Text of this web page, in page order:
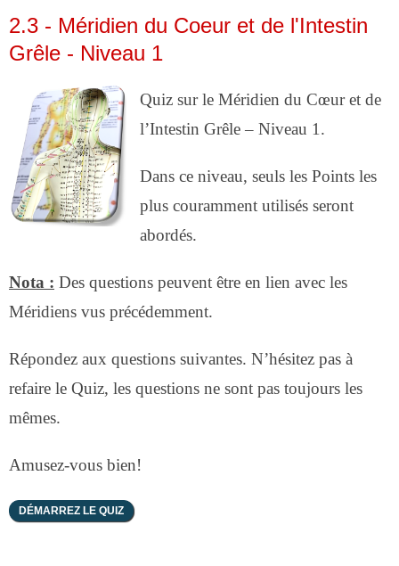
2.3 - Méridien du Coeur et de l'Intestin
Grêle - Niveau 1
Quiz sur le Méridien du Cœur et de
l’Intestin Grêle – Niveau 1.
Dans ce niveau, seuls les Points les
plus couramment utilisés seront
abordés.
Nota : Des questions peuvent être en lien avec les
Méridiens vus précédemment.
Répondez aux questions suivantes. N’hésitez pas à
refaire le Quiz, les questions ne sont pas toujours les
mêmes.
Amusez-vous bien!